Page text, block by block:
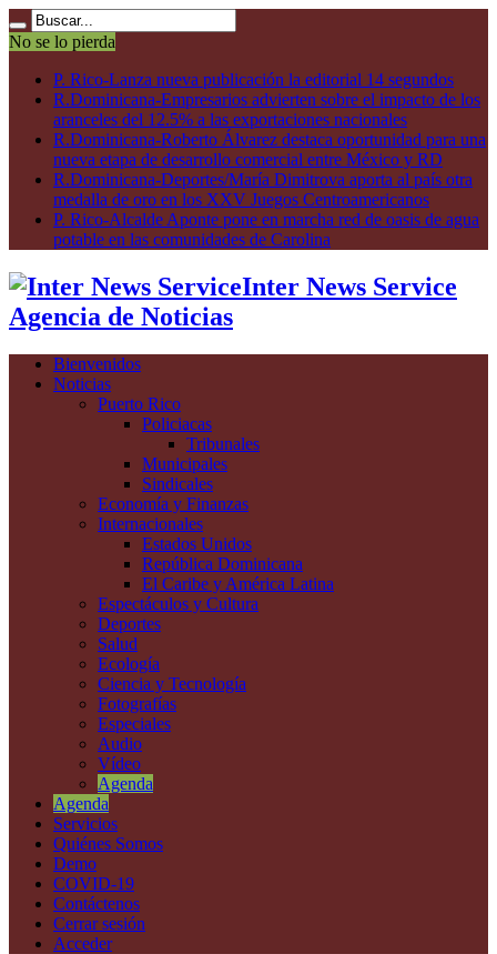
No se lo pierda
P. Rico-Lanza nueva publicación la editorial 14 segundos
R.Dominicana-Empresarios advierten sobre el impacto de los
aranceles del 12.5% a las exportaciones nacionales
R.Dominicana-Roberto Álvarez destaca oportunidad para una
nueva etapa de desarrollo comercial entre México y RD
R.Dominicana-Deportes/María Dimitrova aporta al país otra
medalla de oro en los XXV Juegos Centroamericanos
P. Rico-Alcalde Aponte pone en marcha red de oasis de agua
potable en las comunidades de Carolina
Inter News Service
Agencia de Noticias
Bienvenidos
Noticias
Puerto Rico
Policiacas
Tribunales
Municipales
Sindicales
Economía y Finanzas
Internacionales
Estados Unidos
República Dominicana
El Caribe y América Latina
Espectáculos y Cultura
Deportes
Salud
Ecología
Ciencia y Tecnología
Fotografías
Especiales
Audio
Vídeo
Agenda
Agenda
Servicios
Quiénes Somos
Demo
COVID-19
Contáctenos
Cerrar sesión
Acceder